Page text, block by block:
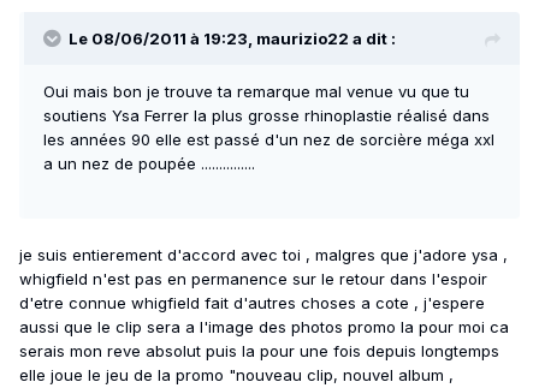
Le 08/06/2011 à 19:23, maurizio22 a dit :
Oui mais bon je trouve ta remarque mal venue vu que tu
soutiens Ysa Ferrer la plus grosse rhinoplastie réalisé dans
les années 90 elle est passé d'un nez de sorcière méga xxl
a un nez de poupée ...............
je suis entierement d'accord avec toi , malgres que j'adore ysa ,
whigfield n'est pas en permanence sur le retour dans l'espoir
d'etre connue whigfield fait d'autres choses a cote , j'espere
aussi que le clip sera a l'image des photos promo la pour moi ca
serais mon reve absolut puis la pour une fois depuis longtemps
elle joue le jeu de la promo "nouveau clip, nouvel album ,